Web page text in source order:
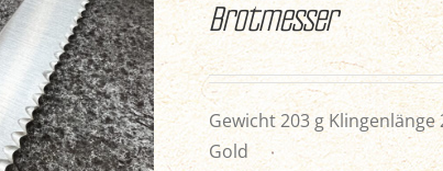
Brotmesser
Gewicht 203 g
Gold